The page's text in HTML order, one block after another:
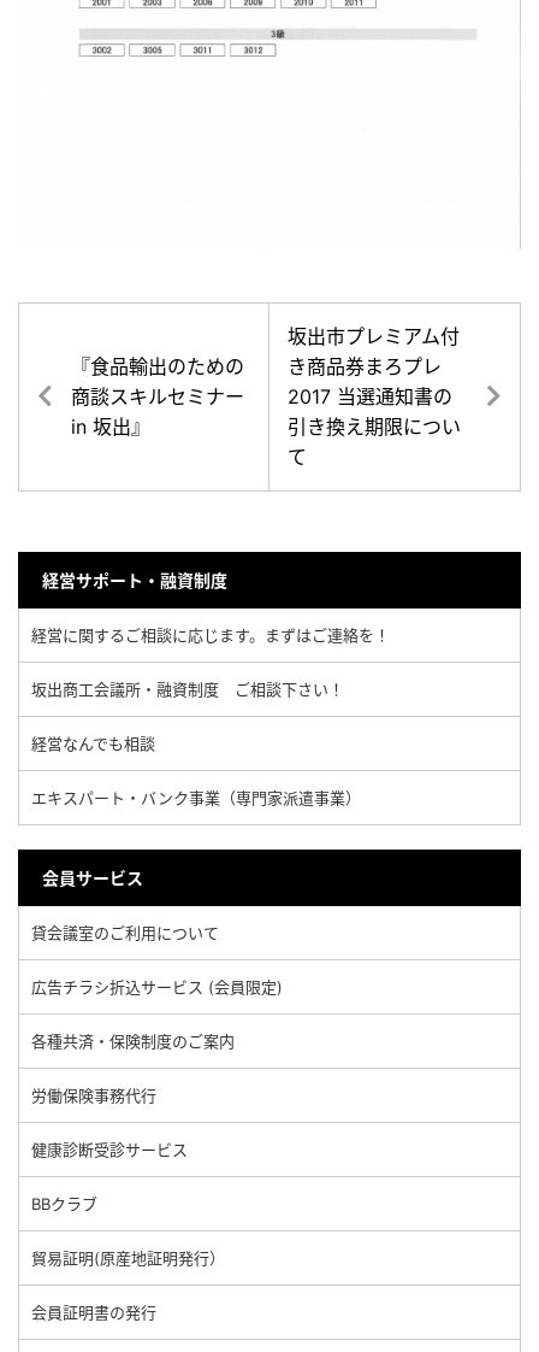
『食品輸出のための
商談スキルセミナー
in 坂出』
坂出市プレミアム付
き商品券まろプレ
2017 当選通知書の
引き換え期限につい
て
経営サポート・融資制度
経営に関するご相談に応じます。まずはご連絡を！
坂出商工会議所・融資制度 ご相談下さい！
経営なんでも相談
エキスパート・バンク事業（専門家派遣事業）
会員サービス
貸会議室のご利用について
広告チラシ折込サービス (会員限定)
各種共済・保険制度のご案内
労働保険事務代行
健康診断受診サービス
BBクラブ
貿易証明(原産地証明発行）
会員証明書の発行